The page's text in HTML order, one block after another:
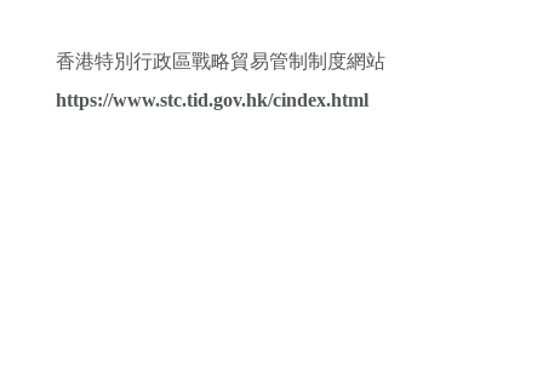
香港特別行政區戰略貿易管制制度網站
https://www.stc.tid.gov.hk/cindex.html